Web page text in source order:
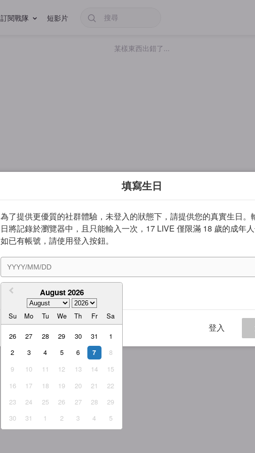
訂閱戰隊 短影片
某樣東西出錯了...
填寫生日
為了提供更優質的社群體驗，未登入的狀態下，請提供您的真實生日。
日將記錄於瀏覽器中，且只能輸入一次，17 LIVE 僅限滿 18 歲的成年人
如已有帳號，請使用登入按鈕。
August 2026
Su Mo Tu We Th Fr Sa
26 27 28 29 30 31
1
2
3 4 5 6 7
8
9
10 11 12 13 14
15
16
17 18 19 20 21
22
23
24 25 26 27 28
29
30
31 1 2 3 4 5
我同意 服務條款與隱私權政策
登入